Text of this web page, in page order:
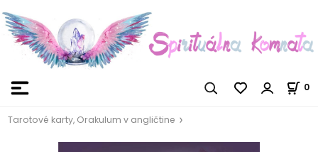
0
Tarotové karty, Orakulum v angličtine